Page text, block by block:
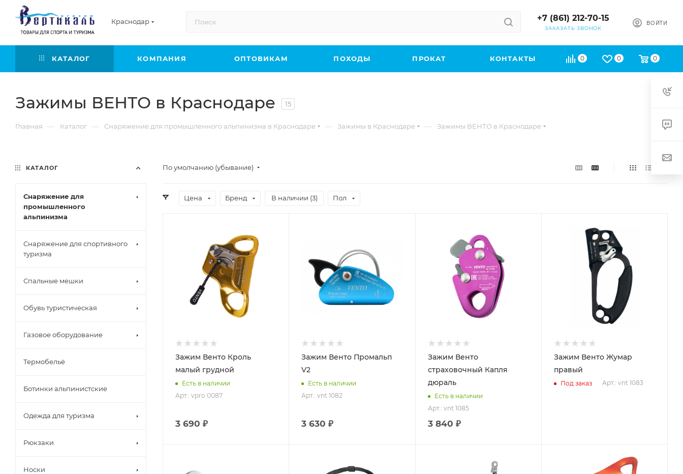
Краснодар +7 (861) 212-70-15
ЗАКАЗАТЬ ЗВОНОК
ВОЙТИ
0 0 0
КАТАЛОГ КОМПАНИЯ ОПТОВИКАМ ПОХОДЫ ПРОКАТ КОНТАКТЫ
Зажимы ВЕНТО в Краснодаре 15
Главная — Каталог — Снаряжение для промышленного альпинизма в Краснодаре — Зажимы в Краснодаре — Зажимы ВЕНТО в Краснодаре
По умолчанию (убывание)
Цена Бренд В наличии (3) Пол
Зажим Венто Кроль
малый грудной
Есть в наличии
Арт.: vpro 0087
3 690 ₽
Зажим Венто Промальп
V2
Есть в наличии
Арт.: vnt 1082
3 630 ₽
Зажим Венто
страховочный Капля
дюраль
Есть в наличии
Арт.: vnt 1085
3 840 ₽
Процент Скидки
Зажим Венто Жумар
правый
Под заказ Арт.: vnt 1083
КАТАЛОГ
Снаряжение для
промышленного
альпинизма
Снаряжение для спортивного
туризма
Спальные мешки
Обувь туристическая
Газовое оборудование
Термобельё
Ботинки альпинистские
Одежда для туризма
Рюкзаки
Носки